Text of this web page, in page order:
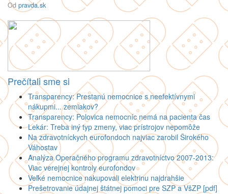
Od pravda.sk
Prečítali sme si
Transparency: Prestanú nemocnice s neefektívnymi
nákupmi... zemiakov?
Transparency: Polovica nemocníc nemá na pacienta čas
Lekár: Treba iný typ zmeny, viac prístrojov nepomôže
Na zdravotníckych eurofondoch najviac zarobil Širokého
Váhostav
Analýza Operačného programu zdravotníctvo 2007-2013:
Viac verejnej kontroly eurofondov
Veľké nemocnice nakupovali elektrinu najdrahšie
Prešetrovanie údajnej štátnej pomoci pre SZP a VšZP [pdf]